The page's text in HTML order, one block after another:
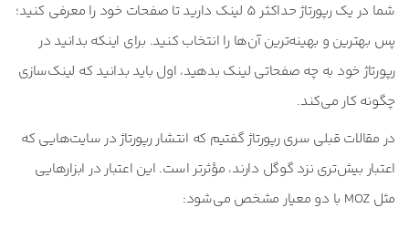
شما در یک رپورتاژ حداکثر 5 لینک دارید تا صفحات خود را معرفی کنید؛
پس بهترین و بهینه‌ترین آن‌ها را انتخاب کنید. برای اینکه بدانید در
رپورتاژ خود به چه صفحاتی لینک بدهید، اول باید بدانید که لینک‌سازی
چگونه کار می‌کند.
در مقالات قبلی سری رپورتاژ گفتیم که انتشار رپورتاژ در سایت‌هایی که
اعتبار بیش‌تری نزد گوگل دارند، مؤثرتر است. این اعتبار در ابزارهایی
مثل MOZ با دو معیار مشخص می‌شود: